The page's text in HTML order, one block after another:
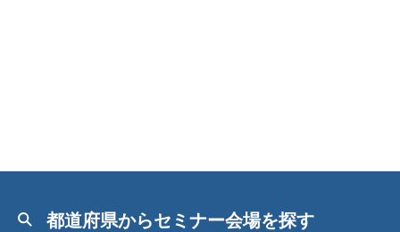
都道府県からセミナー会場を探す